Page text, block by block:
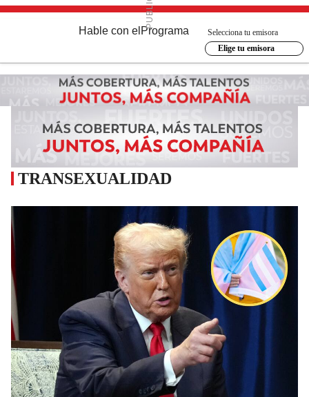
Hable con el Programa
Selecciona tu emisora
Elige tu emisora
TRANSEXUALIDAD